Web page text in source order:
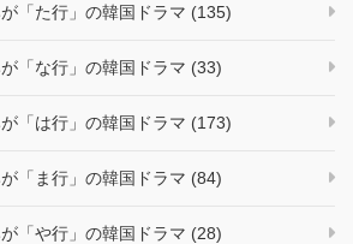
「た行」の韓国ドラマ (135)
「な行」の韓国ドラマ (33)
「は行」の韓国ドラマ (173)
「ま行」の韓国ドラマ (84)
「や行」の韓国ドラマ (28)